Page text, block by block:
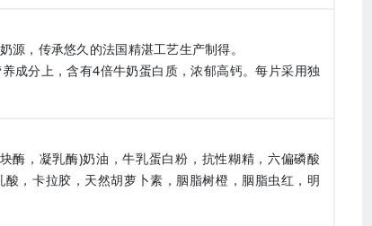
，传承悠久的法国精湛工艺生产制得。
成分上，含有4倍牛奶蛋白质，浓郁高钙。每片采用独
酶，凝乳酶)奶油，牛乳蛋白粉，抗性糊精，六偏磷酸
，卡拉胶，天然胡萝卜素，胭脂树橙，胭脂虫红，明